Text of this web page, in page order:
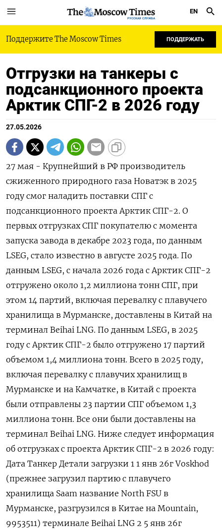
РУССКАЯ СЛУЖБА
EN
Поддержите The Moscow Times ПОДДЕРЖАТЬ
Отгрузки на танкеры с
подсанкционного проекта
Арктик СПГ-2 в 2026 году
27.05.2026
27 мая - Крупнейший в РФ производитель
сжиженного природного газа Новатэк в 2025
году смог наладить поставки СПГ с
подсанкционного проекта Арктик СПГ-2. О
первых отгрузках СПГ покупателю с момента
запуска завода в декабре 2023 года, по данным
LSEG, стало известно в августе 2025 года. По
данным LSEG, с начала 2026 года с Арктик СПГ-2
отгружено около 1,2 миллиона тонн СПГ, при
этом 14 партий, включая перевалку с плавучего
хранилища в Мурманске, доставлены в Китай на
терминал ‌Beihai LNG. По данным LSEG, в 2025
году с Арктик СПГ-2 было отгружено 17 партий
объемом 1,4 миллиона тонн. Всего в 2025 году,
включая перевалку с плавучих хранилищ в
Мурманске и на Камчатке, в Китай с проекта
были отправлены 23 партии СПГ объемом 1,3
миллиона тонн. Все они были доставлены на
терминал Beihai LNG. Ниже следует информация
об отгрузках с проекта Арктик СПГ-2 в 2026 году:
Дата Танкер Детали загрузки 1 1 янв 26г Voskhod
(прежнее загрузил партию с плавучего
хранилища ​Saam название North FSU в
Мурманске, разгрузился в Китае на Mountain,
9953511) терминале Beihai ​LNG 2 5 янв 26г